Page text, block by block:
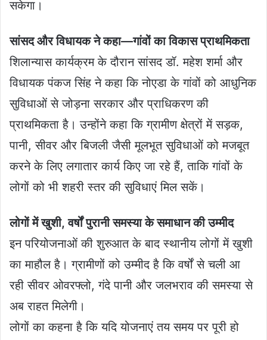
सकेगा।
सांसद और विधायक ने कहा—गांवों का विकास प्राथमिकता
शिलान्यास कार्यक्रम के दौरान सांसद डॉ. महेश शर्मा और
विधायक पंकज सिंह ने कहा कि नोएडा के गांवों को आधुनिक
सुविधाओं से जोड़ना सरकार और प्राधिकरण की
प्राथमिकता है। उन्होंने कहा कि ग्रामीण क्षेत्रों में सड़क,
पानी, सीवर और बिजली जैसी मूलभूत सुविधाओं को मजबूत
करने के लिए लगातार कार्य किए जा रहे हैं, ताकि गांवों के
लोगों को भी शहरी स्तर की सुविधाएं मिल सकें।
लोगों में खुशी, वर्षों पुरानी समस्या के समाधान की उम्मीद
इन परियोजनाओं की शुरुआत के बाद स्थानीय लोगों में खुशी
का माहौल है। ग्रामीणों को उम्मीद है कि वर्षों से चली आ
रही सीवर ओवरफ्लो, गंदे पानी और जलभराव की समस्या से
अब राहत मिलेगी।
लोगों का कहना है कि यदि योजनाएं तय समय पर पूरी हो